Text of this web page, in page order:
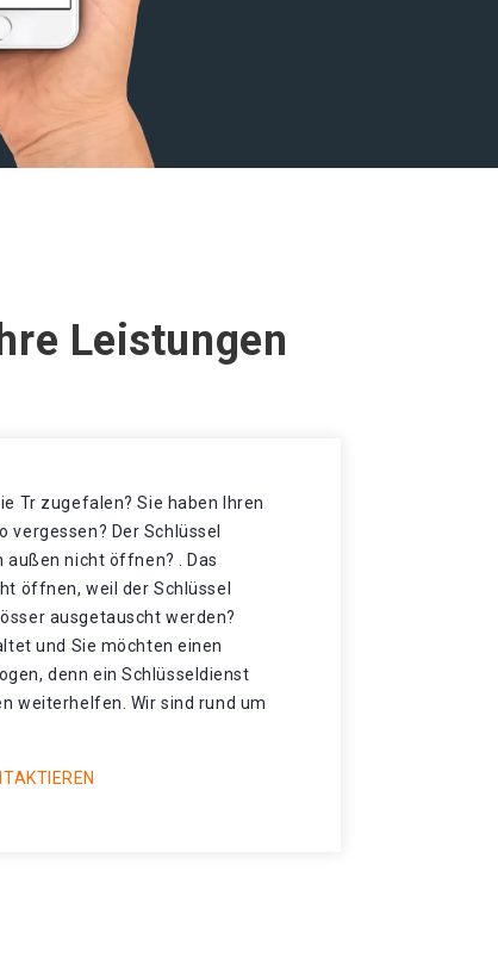
Leistungen
Tr zugefalen? Sie haben Ihren
vergessen? Der Schlüssel
nicht öffnen? . Das
öffnen, weil der Schlüssel
ausgetauscht werden?
und Sie möchten einen
denn ein Schlüsseldienst
weiterhelfen. Wir sind rund um